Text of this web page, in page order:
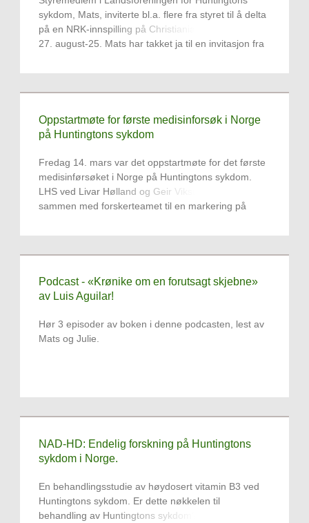
sykdom, Mats, inviterte bl.a. flere fra styret til å delta
på en NRK-innspilling på Christiania Teater, onsdag
27. august-25. Mats har takket ja til en invitasjon fra
Oppstartmøte for første medisinforsøk i Norge
på Huntingtons sykdom
Fredag 14. mars var det oppstartmøte for det første
medisinførsøket i Norge på Huntingtons sykdom.
LHS ved Livar Hølland og Geir Viksund deltok
sammen med forskerteamet til en markering på
Podcast - «Krønike om en forutsagt skjebne»
av Luis Aguilar!
Hør 3 episoder av boken i denne podcasten, lest av
Mats og Julie.
NAD-HD: Endelig forskning på Huntingtons
sykdom i Norge.
En behandlingsstudie av høydosert vitamin B3 ved
Huntingtons sykdom. Er dette nøkkelen til
behandling av Huntingtons sykdom?